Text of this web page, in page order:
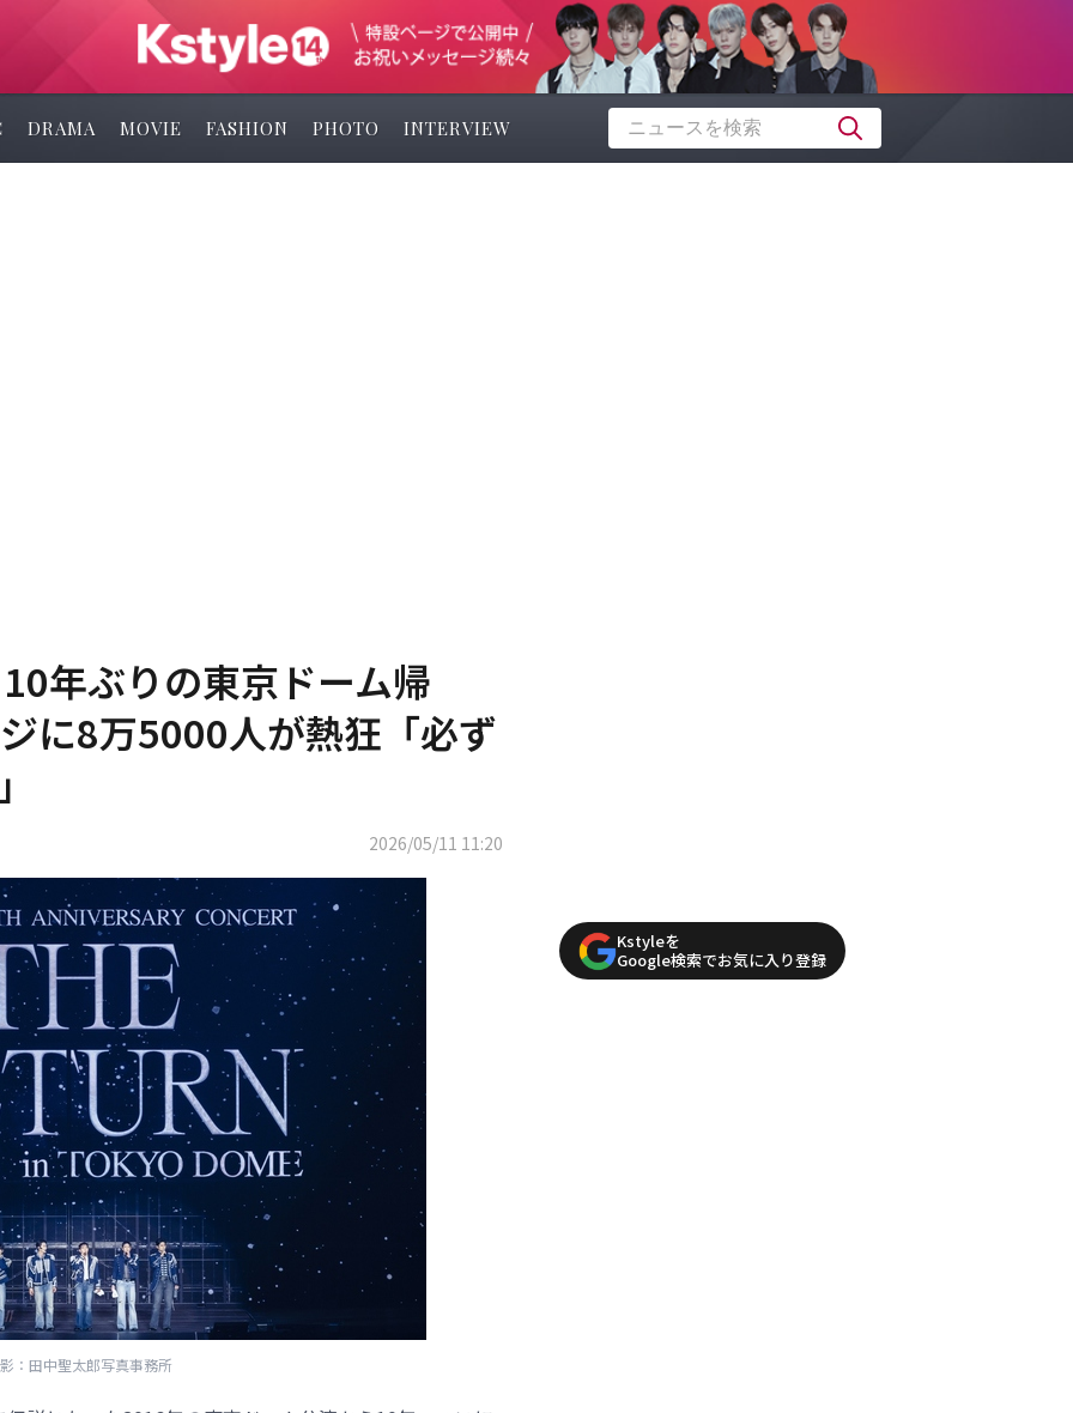
DRAMA MOVIE FASHION PHOTO INTERVIEW
年ぶりの東京ドーム帰
に8万5000人が熱狂「必ず
2026/05/11 11:20
：田中聖太郎写真事務所
Kstyleを
Google検索でお気に入り登録